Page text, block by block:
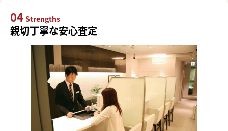
04 Strengths
親切丁寧な安心査定